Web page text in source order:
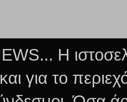
Η
για το